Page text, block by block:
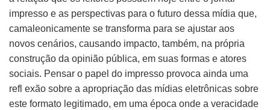
impresso e as perspectivas para o futuro dessa mídia que,
camaleonicamente se transforma para se ajustar aos
novos cenários, causando impacto, também, na própria
construção da opinião pública, em suas formas e atores
sociais. Pensar o papel do impresso provoca ainda uma
refl exão sobre a apropriação das mídias eletrônicas sobre
este formato legitimado, em uma época onde a veracidade